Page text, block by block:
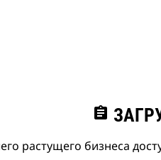
assignment
растущего бизнеса